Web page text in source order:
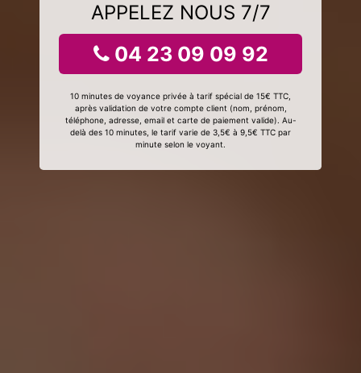
APPELEZ NOUS 7/7
04 23 09 09 92
10 minutes de voyance privée à tarif spécial de 15€ TTC,
après validation de votre compte client (nom, prénom,
téléphone, adresse, email et carte de paiement valide). Au-
delà des 10 minutes, le tarif varie de 3,5€ à 9,5€ TTC par
minute selon le voyant.